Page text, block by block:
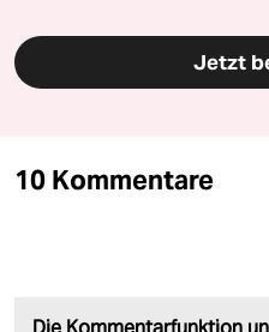
Jetzt
10 Kommentare